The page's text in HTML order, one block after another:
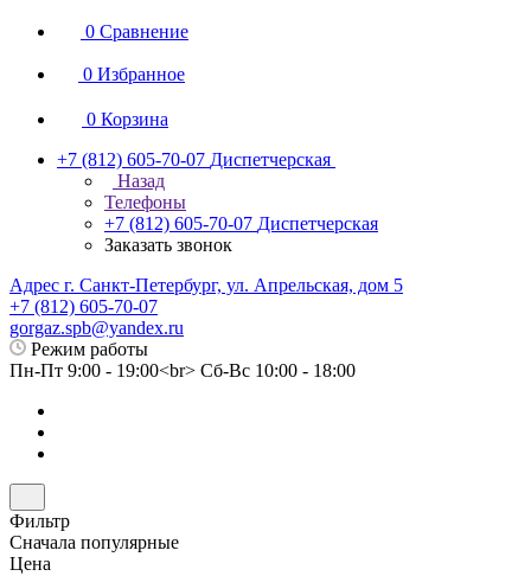
0 Сравнение
0 Избранное
0 Корзина
+7 (812) 605-70-07 Диспетчерская
Назад
Телефоны
+7 (812) 605-70-07 Диспетчерская
Заказать звонок
Адрес г. Санкт-Петербург, ул. Апрельская, дом 5
+7 (812) 605-70-07
gorgaz.spb@yandex.ru
Режим работы
Пн-Пт 9:00 - 19:00<br> Сб-Вс 10:00 - 18:00
Фильтр
Сначала популярные
Цена